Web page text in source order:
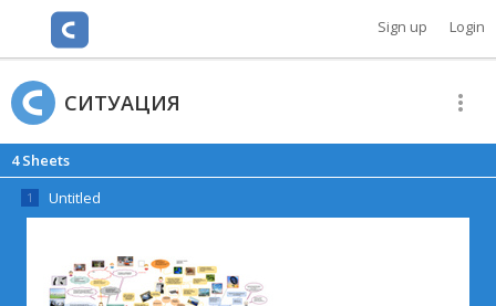
Sign up Login
СИТУАЦИЯ
4Sheets
Untitled